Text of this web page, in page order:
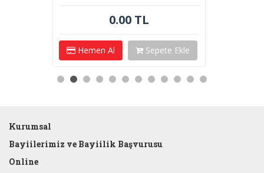
0.00 TL
Hemen Al Sepete Ekle
Kurumsal
Bayiilerimiz ve Bayiilik Başvurusu
Online